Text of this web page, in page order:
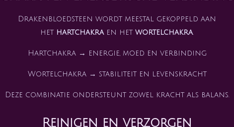
Drakenbloedsteen wordt meestal gekoppeld aan
het hartchakra en hetwortelchakra
Hartchakra → energie, moed en verbinding
Wortelchakra → stabiliteit en levenskracht
Deze combinatie ondersteunt zowel kracht als balans.
Reinigen en verzorgen